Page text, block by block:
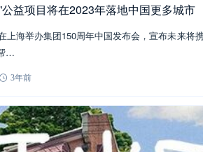
公益项目将在2023年落地中国更多城市
上海举办集团150周年中国发布会，宣布未来将
…
3年前